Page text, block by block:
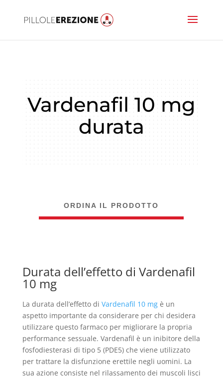
Vardenafil 10 mg
durata
ORDINA IL PRODOTTO
Durata dell’effetto di Vardenafil
10 mg
La durata dell’effetto di Vardenafil 10 mgè un
aspetto importante da considerare per chi desidera
utilizzare questo farmaco per migliorare la propria
performance sessuale. Vardenafil è un inibitore della
fosfodiesterasi di tipo 5 (PDE5) che viene utilizzato
per trattare la disfunzione erettile negli uomini. La
sua azione consiste nel rilassamento dei muscoli lisci